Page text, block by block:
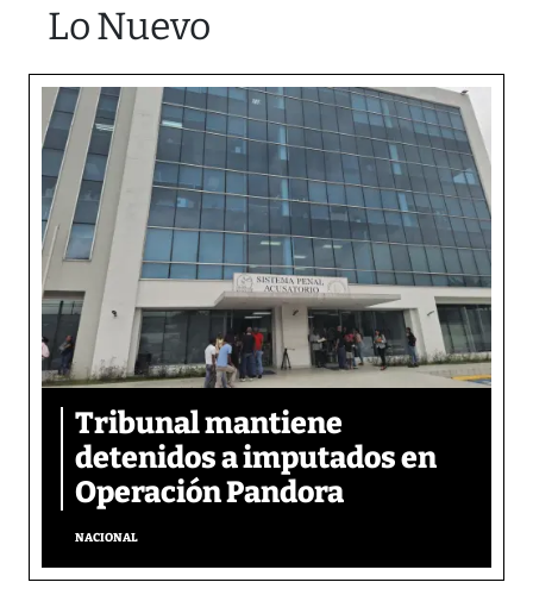
Lo Nuevo
Tribunal mantiene
detenidos a imputados en
Operación Pandora
NACIONAL